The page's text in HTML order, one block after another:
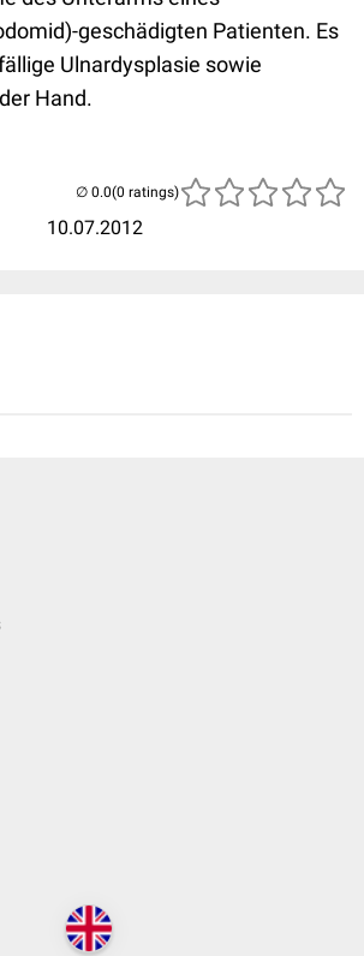
geschädigten Patienten. Es
Ulnardysplasie sowie
Hand.
10.07.2012
(0 ratings)